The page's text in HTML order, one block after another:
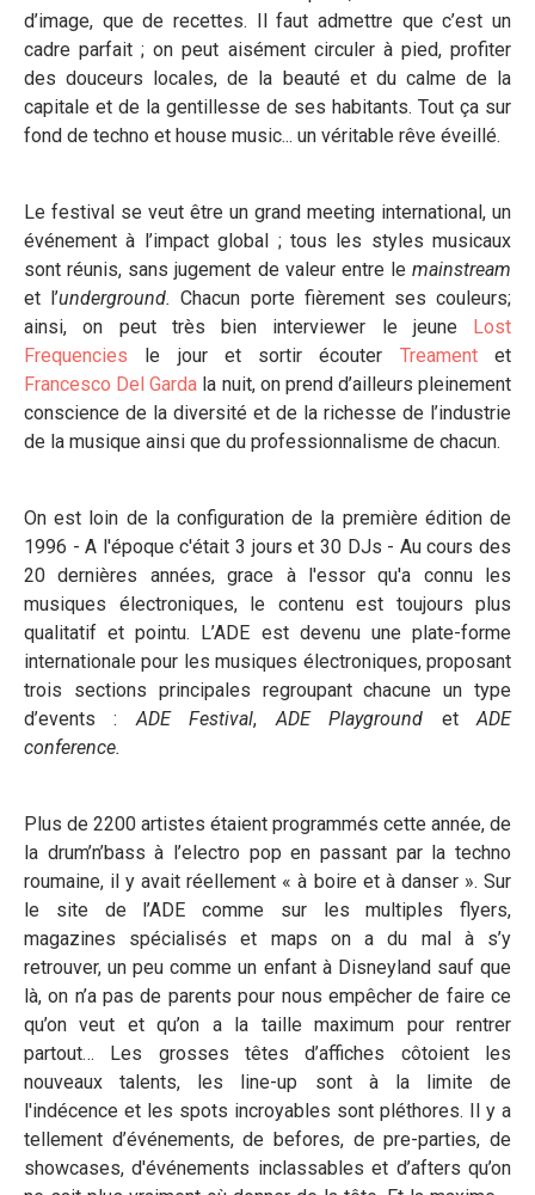
d’image, que de recettes. Il faut admettre que c’est un
cadre parfait ; on peut aisément circuler à pied, profiter
des douceurs locales, de la beauté et du calme de la
capitale et de la gentillesse de ses habitants. Tout ça sur
fond de techno et house music... un véritable rêve éveillé.
Le festival se veut être un grand meeting international, un
événement à l’impact global ; tous les styles musicaux
sont réunis, sans jugement de valeur entre le mainstream
et l’underground. Chacun porte fièrement ses couleurs;
ainsi, on peut très bien interviewer le jeune Lost
Frequencies le jour et sortir écouter Treamentet
Francesco Del Garda la nuit, on prend d’ailleurs pleinement
conscience de la diversité et de la richesse de l’industrie
de la musique ainsi que du professionnalisme de chacun.
On est loin de la configuration de la première édition de
1996 - A l'époque c'était 3 jours et 30 DJs - Au cours des
20 dernières années, grace à l'essor qu'a connu les
musiques électroniques, le contenu est toujours plus
qualitatif et pointu. L’ADE est devenu une plate-forme
internationale pour les musiques électroniques, proposant
trois sections principales regroupant chacune un type
d’events : ADE Festival, ADE Playground etADE
conference.
Plus de 2200 artistes étaient programmés cette année, de
la drum’n’bass à l’electro pop en passant par la techno
roumaine, il y avait réellement « à boire et à danser ». Sur
le site de l’ADE comme sur les multiples flyers,
magazines spécialisés et maps on a du mal à s’y
retrouver, un peu comme un enfant à Disneyland sauf que
là, on n’a pas de parents pour nous empêcher de faire ce
qu’on veut et qu’on a la taille maximum pour rentrer
partout… Les grosses têtes d’affiches côtoient les
nouveaux talents, les line-up sont à la limite de
l'indécence et les spots incroyables sont pléthores. Il y a
tellement d’événements, de befores, de pre-parties, de
showcases, d'événements inclassables et d’afters qu’on